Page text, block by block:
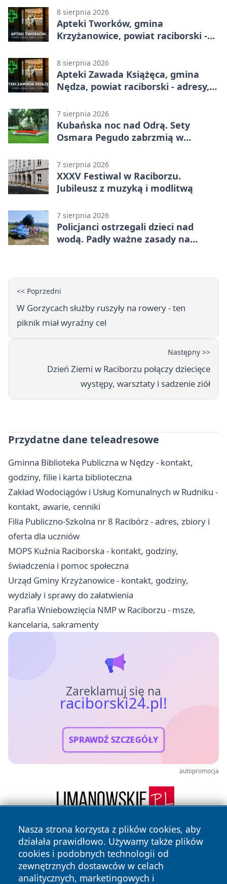
8 sierpnia 2026
Apteki Tworków, gmina
Krzyżanowice, powiat raciborski -
8 sierpnia 2026
Apteki Zawada Książęca, gmina
Nędza, powiat raciborski - adresy,
7 sierpnia 2026
Kubańska noc nad Odrą. Sety
Osmara Pegudo zabrzmią w
7 sierpnia 2026
XXXV Festiwal w Raciborzu.
Jubileusz z muzyką i modlitwą
7 sierpnia 2026
Policjanci ostrzegali dzieci nad
wodą. Padły ważne zasady na
<< Poprzedni
W Gorzycach służby ruszyły na rowery - ten
piknik miał wyraźny cel
Następny >>
Dzień Ziemi w Raciborzu połączy dziecięce
występy, warsztaty i sadzenie ziół
Przydatne dane teleadresowe
Gminna Biblioteka Publiczna w Nędzy - kontakt,
godziny, filie i karta biblioteczna
Zakład Wodociągów i Usług Komunalnych w Rudniku -
kontakt, awarie, cenniki
Filia Publiczno-Szkolna nr 8 Racibórz - adres, zbiory i
oferta dla uczniów
MOPS Kuźnia Raciborska - kontakt, godziny,
świadczenia i pomoc społeczna
Urząd Gminy Krzyżanowice - kontakt, godziny,
wydziały i sprawy do załatwienia
Parafia Wniebowzięcia NMP w Raciborzu - msze,
kancelaria, sakramenty
Zareklamuj się na
raciborski24.pl!
SPRAWDŹ SZCZEGÓŁY
autopromocja
Nasza strona korzysta z plików cookies, aby
działała prawidłowo. Używamy także plików
cookies i podobnych technologii od
zewnętrznych dostawców w celach
analitycznych, marketingowych i